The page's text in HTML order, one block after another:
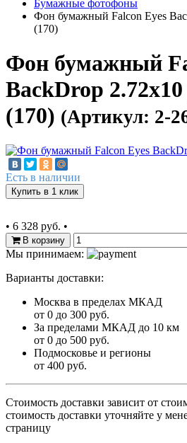
Бумажные фотофоны
Фон бумажный Falcon Eyes
(170)
Фон бумажный
BackDrop
(170) (Артикул: 2-
Есть в наличии
Купить в 1 клик
• 6 328 руб. •
В корзину
Мы принимаем:
Варианты доставки:
Москва в пределах МКАД
от 0 до 300 руб.
За пределами МКАД до 10 км
от 0 до 500 руб.
Подмосковье и регионы
от 400 руб.
Стоимость доставки зависит от
стоимость доставки уточняйте у
страницу